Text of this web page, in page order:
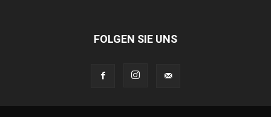
FOLGEN SIE UNS